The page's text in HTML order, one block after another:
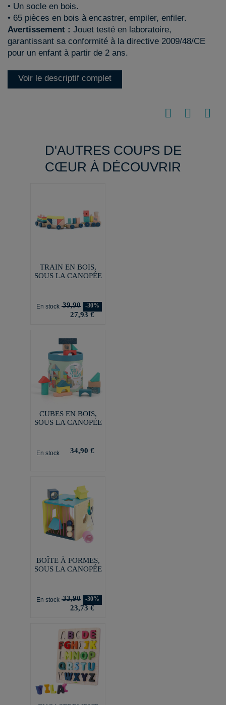
• Un socle en bois.
• 65 pièces en bois à encastrer, empiler, enfiler.
Avertissement : Jouet testé en laboratoire,
garantissant sa conformité à la directive 2009/48/CE
pour un enfant à partir de 2 ans.
Voir le descriptif complet
D'AUTRES COUPS DE
CŒUR À DÉCOUVRIR
TRAIN EN BOIS,
SOUS LA CANOPÉE
En stock 39,90 -30%
27,93 €
CUBES EN BOIS,
SOUS LA CANOPÉE
En stock 34,90 €
BOÎTE À FORMES,
SOUS LA CANOPÉE
En stock 33,90 -30%
23,73 €